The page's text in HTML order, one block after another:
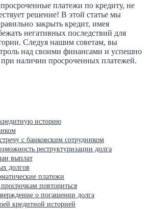
платежи по кредиту, не
решение! В этой статье мы
закрыть кредит, имея
негативных последствий для
Следуя нашим советам, вы
над своими финансами и успешно
при наличии просроченных платежей.
историю
с банковским сотрудником
реструктуризации долга
выплат
долгов
платежи
повториться
о погашении долга
кредитной историей